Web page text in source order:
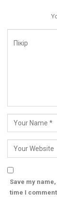
Save my
time I